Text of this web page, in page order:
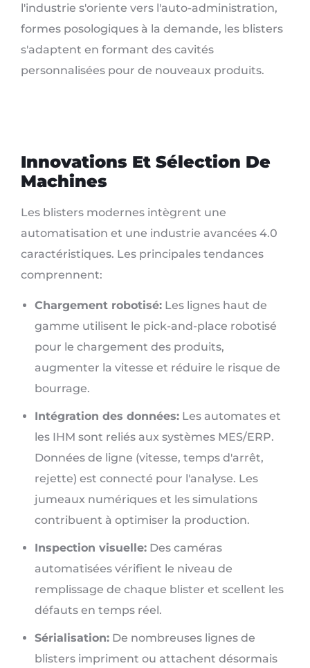
l'industrie s'oriente vers l'auto-administration,
formes posologiques à la demande, les blisters
s'adaptent en formant des cavités
personnalisées pour de nouveaux produits.
Innovations Et Sélection De
Machines
Les blisters modernes intègrent une
automatisation et une industrie avancées 4.0
caractéristiques. Les principales tendances
comprennent:
Chargement robotisé: Les lignes haut de
gamme utilisent le pick-and-place robotisé
pour le chargement des produits,
augmenter la vitesse et réduire le risque de
bourrage.
Intégration des données: Les automates et
les IHM sont reliés aux systèmes MES/ERP.
Données de ligne (vitesse, temps d'arrêt,
rejette) est connecté pour l'analyse. Les
jumeaux numériques et les simulations
contribuent à optimiser la production.
Inspection visuelle: Des caméras
automatisées vérifient le niveau de
remplissage de chaque blister et scellent les
défauts en temps réel.
Sérialisation: De nombreuses lignes de
blisters impriment ou attachent désormais